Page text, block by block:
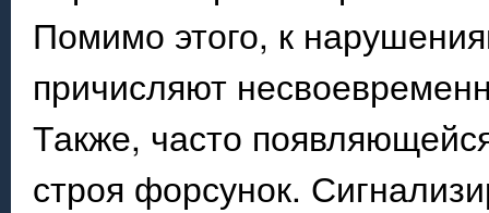
Помимо этого, к
причисляют
Также, часто
строя форсунок.